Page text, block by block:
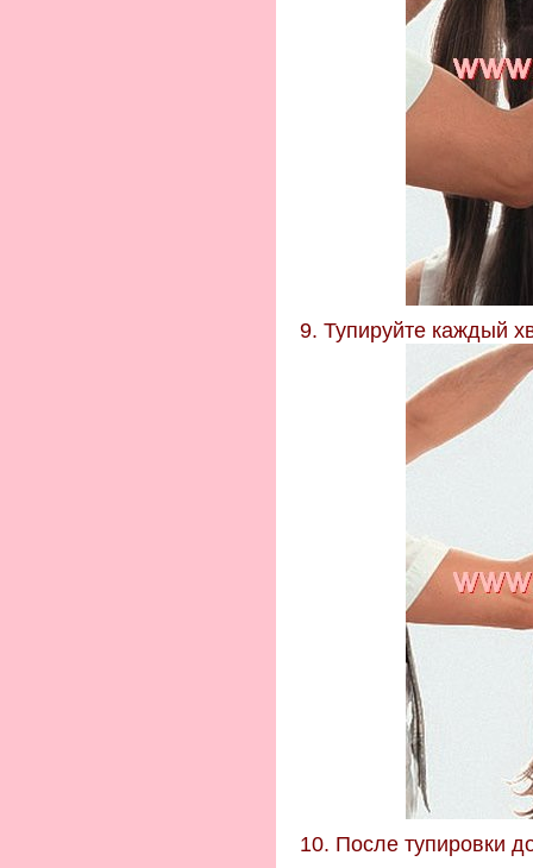
9. Тупируйте каждый
10. После тупировки